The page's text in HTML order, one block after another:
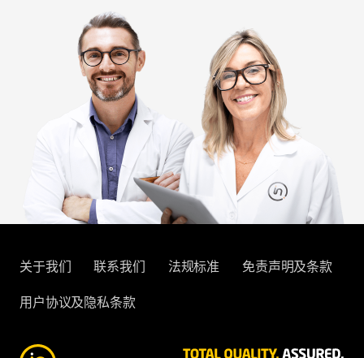
关于我们 联系我们 法规标准 免责声明及条款
用户协议及隐私条款